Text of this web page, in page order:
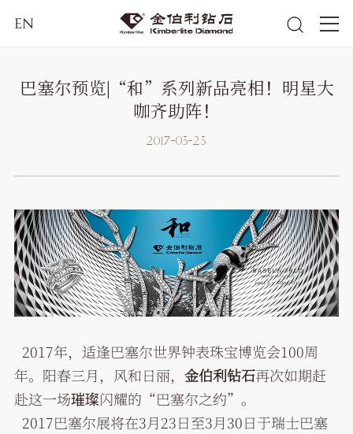
EN
巴塞尔预览|“和”系列新品亮相！明星大
咖齐助阵！
2017-03-23
2017年，适逢巴塞尔世界钟表珠宝博览会100周
年。阳春三月，风和日丽， 金伯利钻石再次如期赶
赴这一场璀璨闪耀的“巴塞尔之约”。
2017巴塞尔展将在3月23日至3月30日于瑞士巴塞